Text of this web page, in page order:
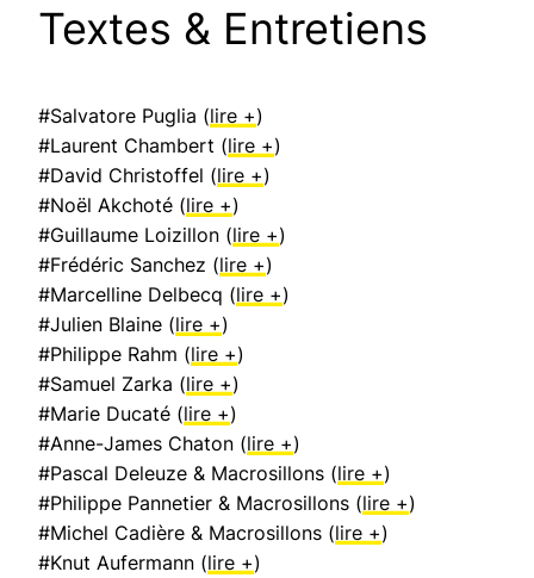
Textes & Entretiens
#Salvatore Puglia (lire +)
#Laurent Chambert (lire +)
#David Christoffel (lire +)
#Noël Akchoté (lire +)
#Guillaume Loizillon (lire +)
#Frédéric Sanchez (lire +)
#Marcelline Delbecq (lire +)
#Julien Blaine (lire +)
#Philippe Rahm (lire +)
#Samuel Zarka (lire +)
#Marie Ducaté (lire +)
#Anne-James Chaton (lire +)
#Pascal Deleuze & Macrosillons (lire +)
#Philippe Pannetier & Macrosillons (lire +)
#Michel Cadière & Macrosillons (lire +)
#Knut Aufermann (lire +)